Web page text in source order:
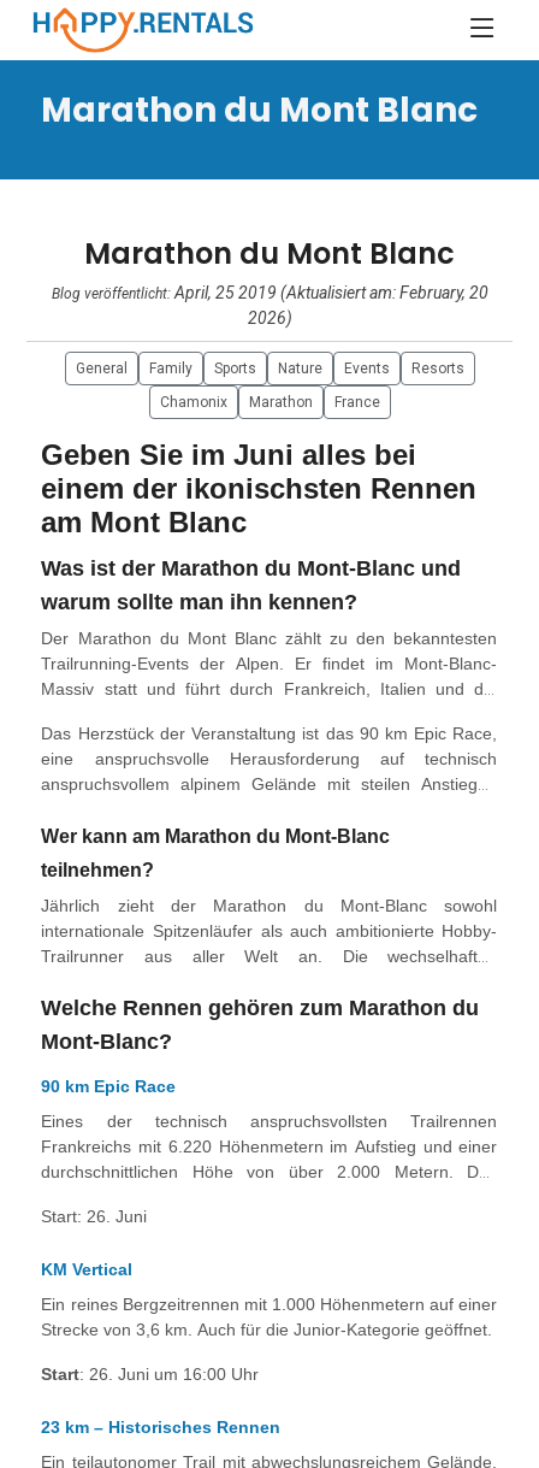
Marathon du Mont Blanc
Marathon du Mont Blanc
Blog veröffentlicht:April, 25 2019 (Aktualisiert am: February, 20
2026)
General Family Sports Nature Events
Resorts
Chamonix
Marathon France
Geben Sie im Juni alles bei
einem der ikonischsten Rennen
am Mont Blanc
Was ist der Marathon du Mont-Blanc und
warum sollte man ihn kennen?
Der Marathon du Mont Blanc zählt zu den bekanntesten
Trailrunning-Events der Alpen. Er findet im Mont-Blanc-
Massiv statt und führt durch Frankreich, Italien und die
unterschiedliche Leistungsniveaus und Erfahrungsstufen
richten.
Das Herzstück der Veranstaltung ist das 90 km Epic Race,
eine anspruchsvolle Herausforderung auf technisch
anspruchsvollem alpinem Gelände mit steilen Anstiegen
Distanzen wie den Cross du Mont-Blanc (23 km) oder den
Mont-Blanc 10 km, die eine breite Teilnahme ermöglichen.
Wer kann am Marathon du Mont-Blanc
teilnehmen?
Jährlich zieht der Marathon du Mont-Blanc sowohl
internationale Spitzenläufer als auch ambitionierte Hobby-
Trailrunner aus aller Welt an. Die wechselhaften
Herausforderung dar. Dennoch ist das Event
bemerkenswert zugänglich: Einige Wettbewerbe stehen
Publikum an.
Welche Rennen gehören zum Marathon du
Mont-Blanc?
90 km Epic Race
Eines der technisch anspruchsvollsten Trailrennen
Frankreichs mit 6.220 Höhenmetern im Aufstieg und einer
durchschnittlichen Höhe von über 2.000 Metern. Das
im Morgengrauen am Mont Blanc, führt über den Emosson-
unterhalb der Aiguille du Midi und endet in der abendlichen
Atmosphäre von Chamonix.
Start: 26. Juni
KM Vertical
Ein reines Bergzeitrennen mit 1.000 Höhenmetern auf einer
Strecke von 3,6 km. Auch für die Junior-Kategorie geöffnet.
Start: 26. Juni um 16:00 Uhr
23 km – Historisches Rennen
Ein teilautonomer Trail mit abwechslungsreichem Gelände,